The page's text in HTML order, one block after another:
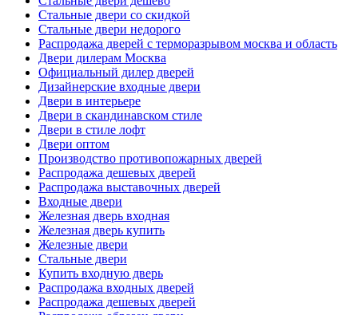
Стальные двери со скидкой
Стальные двери недорого
Распродажа дверей с терморазрывом москва и область
Двери дилерам Москва
Официальный дилер дверей
Дизайнерские входные двери
Двери в интерьере
Двери в скандинавском стиле
Двери в стиле лофт
Двери оптом
Производство противопожарных дверей
Распродажа дешевых дверей
Распродажа выставочных дверей
Входные двери
Железная дверь входная
Железная дверь купить
Железные двери
Стальные двери
Купить входную дверь
Распродажа входных дверей
Распродажа дешевых дверей